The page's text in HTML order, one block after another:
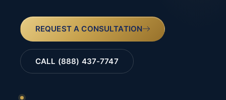
REQUEST A CONSULTATION
CALL (888) 437-7747